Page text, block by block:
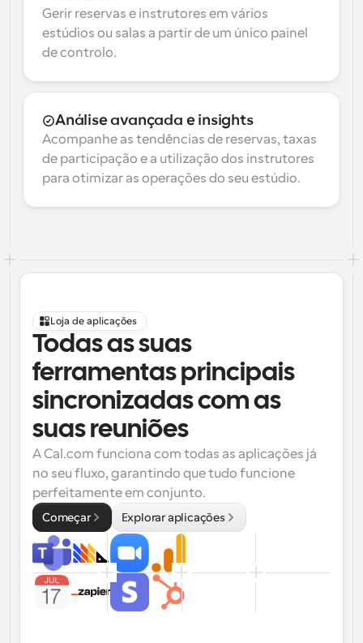
Gerir reservas e instrutores em vários
estúdios ou salas a partir de um único painel
de controlo.
Análise avançada e insights
Acompanhe as tendências de reservas, taxas
de participação e a utilização dos instrutores
para otimizar as operações do seu estúdio.
Loja de aplicações
Todas as suas
ferramentas principais
sincronizadas com as
suas reuniões
A Cal.com funciona com todas as aplicações já
no seu fluxo, garantindo que tudo funcione
perfeitamente em conjunto.
Começar Explorar aplicações